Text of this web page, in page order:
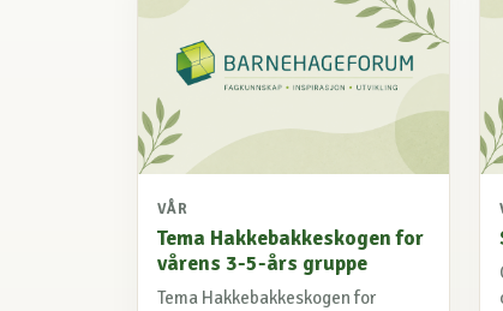
VÅR
Tema Hakkebakkeskogen for
vårens 3-5-års gruppe
Tema Hakkebakkeskogen for